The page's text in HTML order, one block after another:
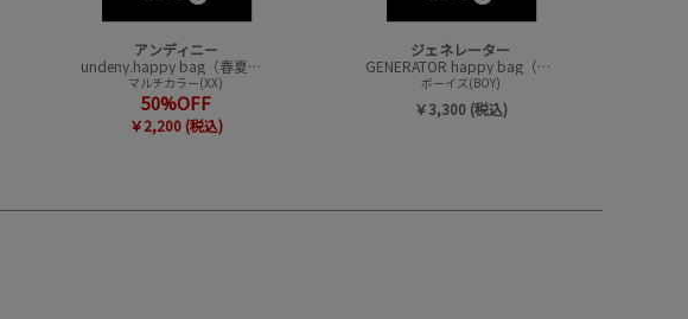
アンディニー
undeny.happy bag（春夏アイテムハッピーバック）
マルチカラー(XX)
50%OFF
￥2,200 (税込)
ジェネレーター
GENERATOR happy bag（ハッピーバック）
ボーイズ(BOY)
￥3,300 (税込)